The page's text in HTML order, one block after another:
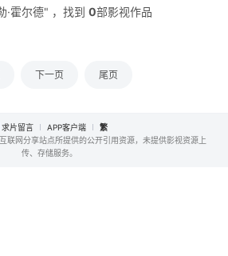
·霍尔德" ，找到 0部影视作品
下一页 尾页
求片留言 APP客户端
繁
联网分享站点所提供的公开引用资源，未提供影视资源上
传、存储服务。